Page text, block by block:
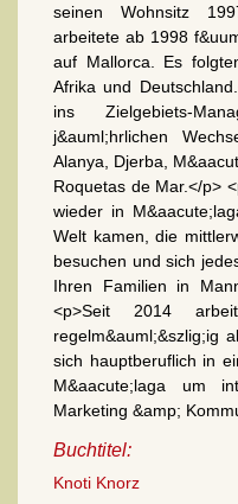
seinen Wohnsitz
arbeitete ab 1998
auf Mallorca. Es
Afrika und
ins Zielgebiets-
j&auml;hrlichen
Alanya, Djerba,
Roquetas de Mar.</p>
wieder in
Welt kamen, die
besuchen und sich
Ihren Familien in
<p>Seit 2014
regelm&auml;&szlig;ig
sich hauptberuflich in
M&aacute;laga um
Marketing &amp;
Buchtitel:
Knoti Knorz